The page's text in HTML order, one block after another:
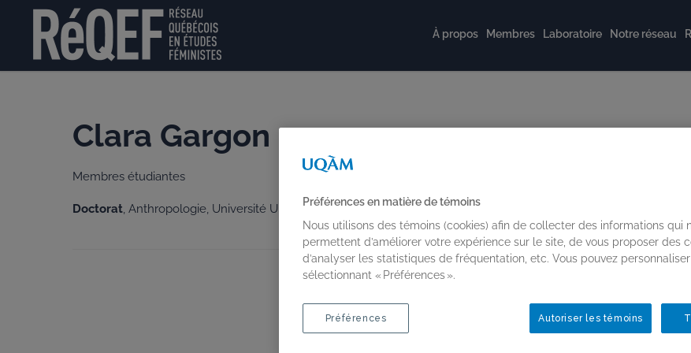
À propos Membres Laboratoire Notre réseau
Clara Gargon
Membres étudiantes
Doctorat, Anthropologie, Université ULavalPréférences en matière de témoins
Nous utilisons des témoins (cookies) afin de collecter des informations qui
permettent d’améliorer votre expérience sur le site, de vous proposer des
d’analyser les statistiques de fréquentation, etc. Vous pouvez
sélectionnant « Préférences ».
Autoriser les témoins
Préférences